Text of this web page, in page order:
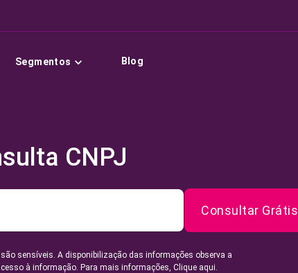
Segmentos Blog
CNPJ
Consultar Grátis
sensíveis. A disponibilização das informações observa a
à informação. Para mais informações, Clique aqui.